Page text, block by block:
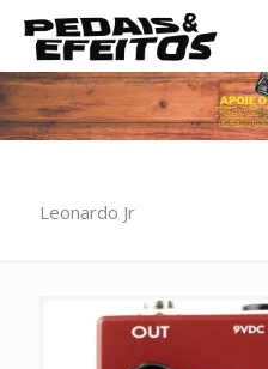
Leonardo Jr